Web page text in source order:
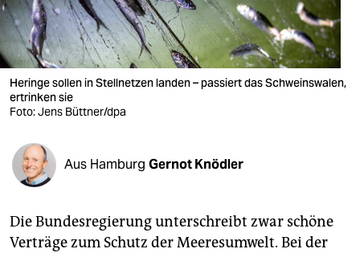
wahrheit
verlag
verlag
veranstaltungen
shop
fragen & hilfe
abo
Heringe sollen in Stellnetzen landen – passiert das Schweinswalen,
ertrinken sie
Foto: Jens Büttner/dpa
Aus Hamburg Gernot Knödler
Die Bundesregierung unterschreibt zwar schöne
Verträge zum Schutz der Meeresumwelt. Bei der